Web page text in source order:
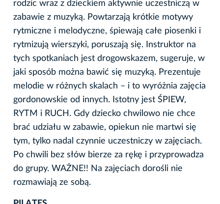
rodzic wraz z dzieckiem aktywnie uczestniczą w
zabawie z muzyką. Powtarzają krótkie motywy
rytmiczne i melodyczne, śpiewają całe piosenki i
rytmizują wierszyki, poruszają się. Instruktor na
tych spotkaniach jest drogowskazem, sugeruje, w
jaki sposób można bawić się muzyką. Prezentuje
melodie w różnych skalach – i to wyróżnia zajęcia
gordonowskie od innych. Istotny jest ŚPIEW,
RYTM i RUCH. Gdy dziecko chwilowo nie chce
brać udziału w zabawie, opiekun nie martwi się
tym, tylko nadal czynnie uczestniczy w zajęciach.
Po chwili bez słów bierze za rękę i przyprowadza
do grupy. WAŻNE!! Na zajęciach dorośli nie
rozmawiają ze sobą.